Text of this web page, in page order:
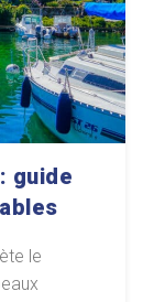
guide
le